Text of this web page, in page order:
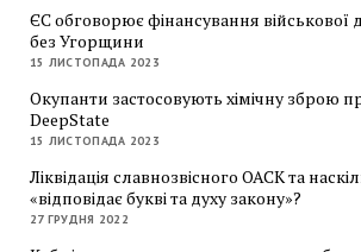
ЄС обговорює фінансування військової
без Угорщини
15 ЛИСТОПАДА 2023
Окупанти застосовують хімічну зброю
DeepState
15 ЛИСТОПАДА 2023
Ліквідація славнозвісного ОАСК та
«відповідає букві та духу закону»?
27 ГРУДНЯ 2022